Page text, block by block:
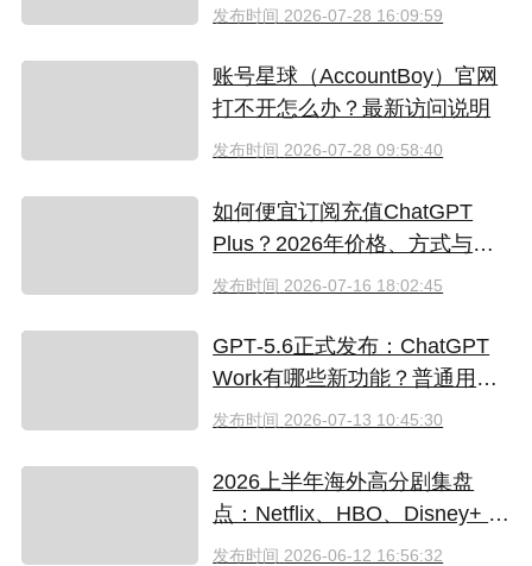
指南
发布时间 2026-07-28 16:09:59
账号星球（AccountBoy）官网
打不开怎么办？最新访问说明
发布时间 2026-07-28 09:58:40
如何便宜订阅充值ChatGPT
Plus？2026年价格、方式与避
坑指南
发布时间 2026-07-16 18:02:45
GPT‑5.6正式发布：ChatGPT
Work有哪些新功能？普通用户
值得升级吗
发布时间 2026-07-13 10:45:30
2026上半年海外高分剧集盘
点：Netflix、HBO、Disney+ 哪
些爆款必追？（附国内超划算
发布时间 2026-06-12 16:56:32